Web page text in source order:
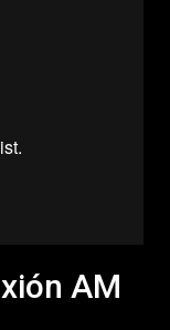
AM